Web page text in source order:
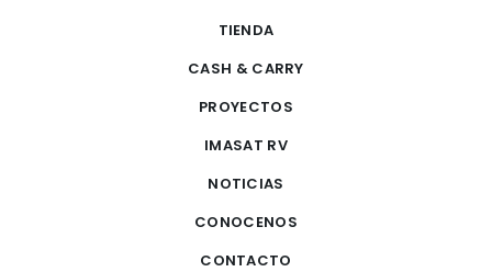
TIENDA
CASH & CARRY
PROYECTOS
IMASAT RV
NOTICIAS
CONOCENOS
CONTACTO